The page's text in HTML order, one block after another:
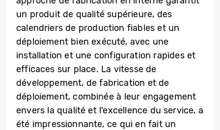
un produit de qualité supérieure, des
calendriers de production fiables et un
déploiement bien exécuté, avec une
installation et une configuration rapides et
efficaces sur place. La vitesse de
développement, de fabrication et de
déploiement, combinée à leur engagement
envers la qualité et l’excellence du service, a
été impressionnante, ce qui en fait un